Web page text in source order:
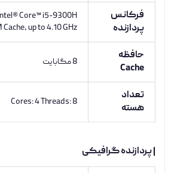
فرکانس
پردازنده
Core™ i5-9300H
Cache, up to 4.10 GHz
حافظه
Cache
8 مگابایت
تعداد
هسته
Cores: 4 Threads: 8
| پردازنده گرافیکی